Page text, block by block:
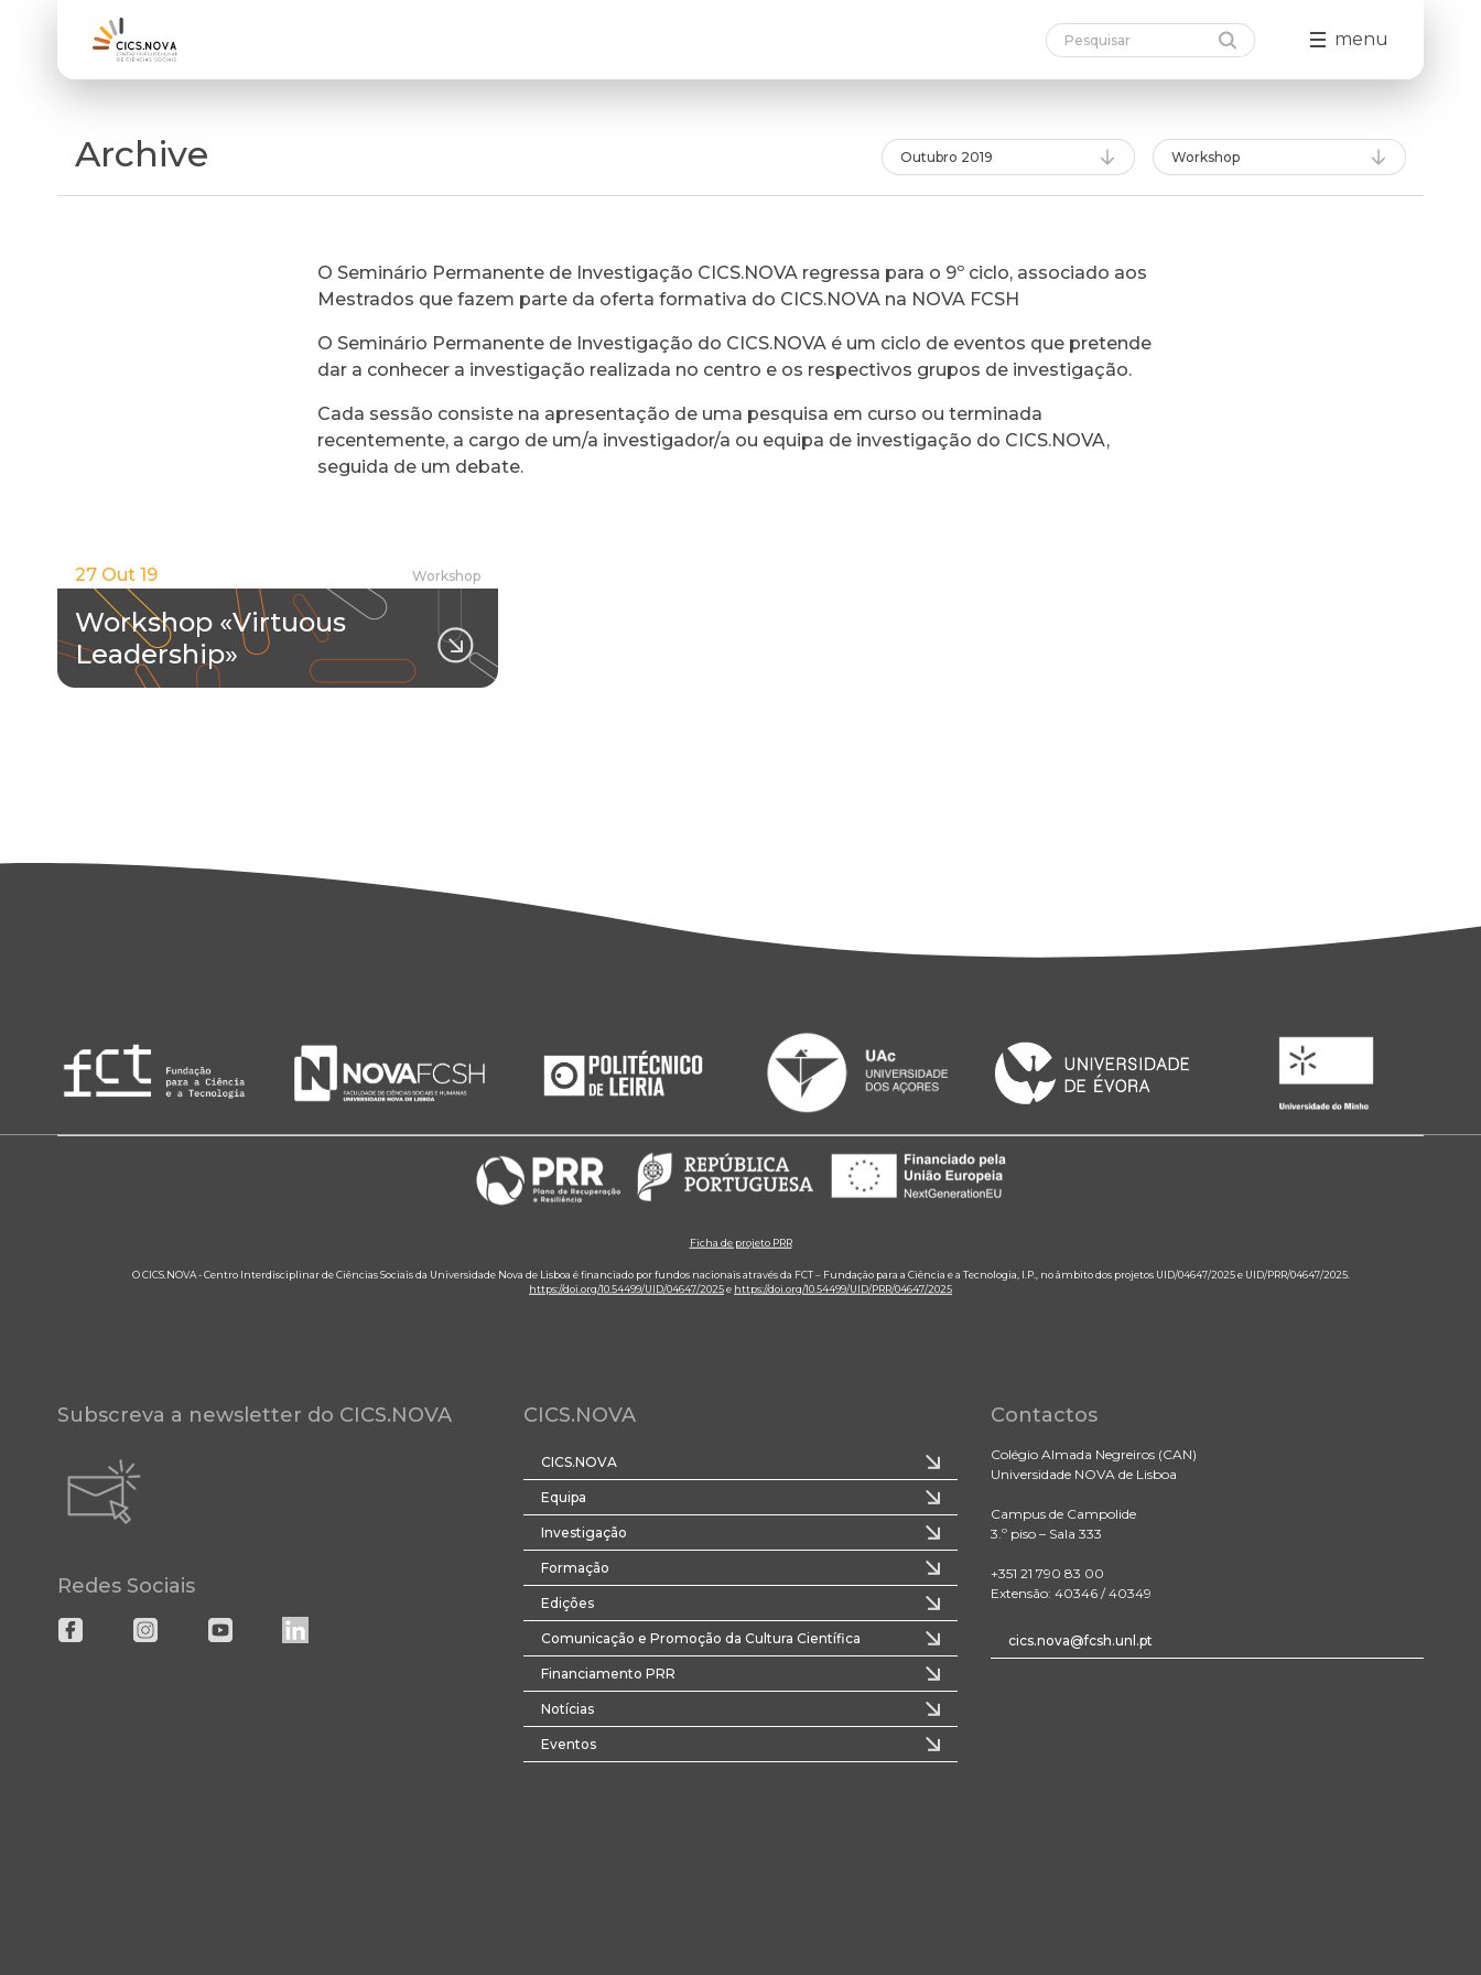
menu
Archive Outubro 2019 Workshop
O Seminário Permanente de Investigação CICS.NOVA regressa para o 9º ciclo, associado aos
Mestrados que fazem parte da oferta formativa do CICS.NOVA na NOVA FCSH
O Seminário Permanente de Investigação do CICS.NOVA é um ciclo de eventos que pretende
dar a conhecer a investigação realizada no centro e os respectivos grupos de investigação.
Cada sessão consiste na apresentação de uma pesquisa em curso ou terminada
recentemente, a cargo de um/a investigador/a ou equipa de investigação do CICS.NOVA,
seguida de um debate.
27 Out 19 Workshop
Workshop «Virtuous
Leadership»
Ficha de projeto PRR
O CICS.NOVA - Centro Interdisciplinar de Ciências Sociais da Universidade Nova de Lisboa é financiado por fundos nacionais através da FCT – Fundação para a Ciência e a Tecnologia, I.P., no âmbito dos projetos UID/04647/2025 e UID/PRR/04647/2025.
https://doi.org/10.54499/UID/04647/2025e https://doi.org/10.54499/UID/PRR/04647/2025
Subscreva a newsletter do CICS.NOVA
Redes Sociais
CICS.NOVA
CICS.NOVA
Equipa
Investigação
Formação
Edições
Comunicação e Promoção da Cultura Científica
Financiamento PRR
Notícias
Eventos
Contactos
Colégio Almada Negreiros (CAN)
Universidade NOVA de Lisboa
Campus de Campolide
3.º piso – Sala 333
+351 21 790 83 00
Extensão: 40346 / 40349
cics.nova@fcsh.unl.pt